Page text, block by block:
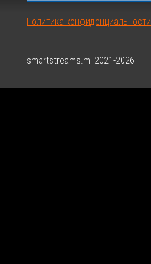
Политика конфиденциальности
smartstreams.ml 2021-2026